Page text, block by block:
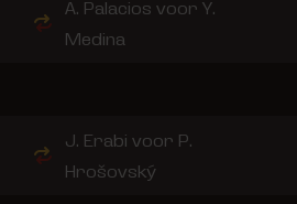
A. Palacios voor Y.
Medina
J. Erabi voor P.
Hrošovský